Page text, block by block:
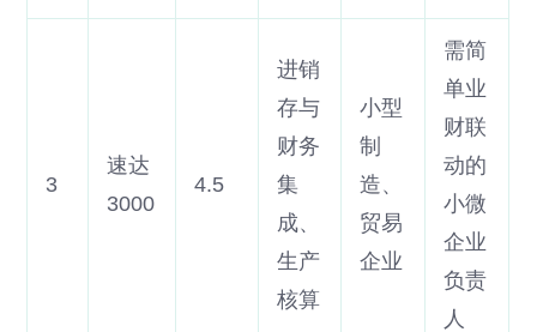
3
速达
3000
4.5
进销
存与
财务
集
成、
生产
核算
小型
制
造、
贸易
企业
需简
单业
财联
动的
小微
企业
负责
人